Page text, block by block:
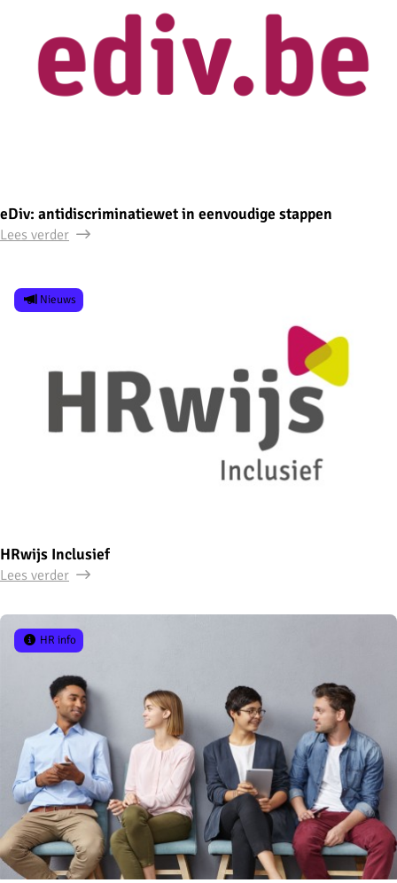
eDiv: antidiscriminatiewet in eenvoudige stappen
Lees verder
HRwijs Inclusief
Nieuws
Lees verder
HR info